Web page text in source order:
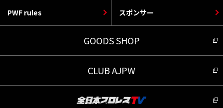
PWF rules スポンサー
GOODS SHOP
CLUB AJPW